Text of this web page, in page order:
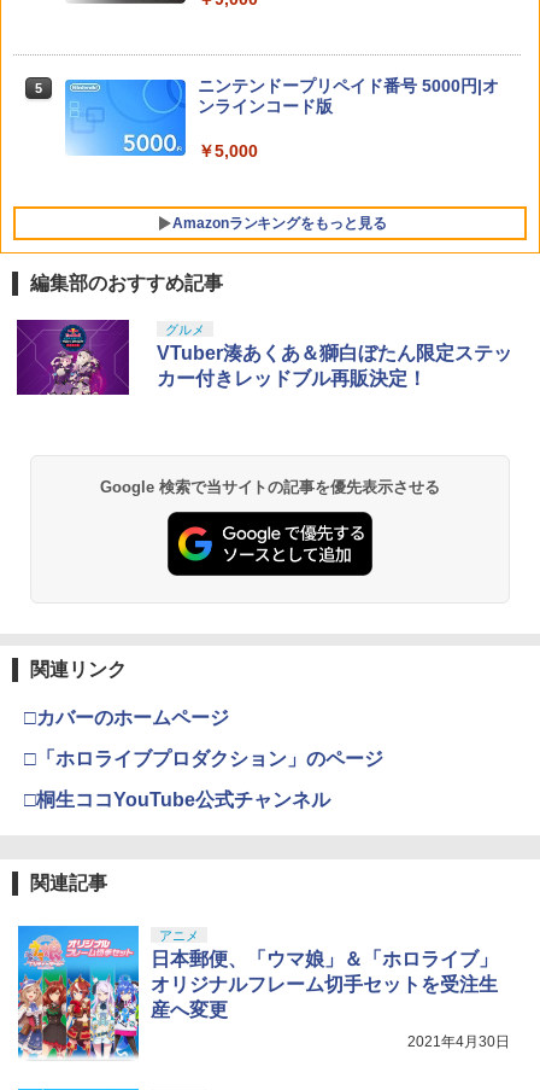
￥9,073
5
【特典】ドラゴンクエストモンスターズ
4 枯れ木の国のビアンカ・フローラ P
トダッシュセット)
ーラー HAC-A-FSSKA【千葉】保証期間
1週間【ランクC】
￥3,300
窩座再来(完全生産限定版)【Blu-ray】 [
吾峠呼世晴 ]
5
ニンテンドープリペイド番号 5000円|オ
ンラインコード版
￥5,000
Amazonランキングをもっと見る
1
PlayStation 5 デジタル・エディション
日本語専用 Console Language: Japan
ese only (CFI-2200B01)
プロダクトコード 封入
3
5
【純正品】DualSense ワイヤレスコン
トローラー(CFI-ZCT2J)
1
【純正品】Xbox ワイヤレス コントロー
ラー + USB-C® ケーブル
【純正品】Xbox ワイヤレス コントロー
￥7,681
4
【純正品】Xbox 充電式バッテリー + US
B-C ケーブル
5
【国内正規品】Thrustmaster スラスト
マスター TH8S シフター - PC、PS4、P
S5、PS5 Pro、Xbox One、Xbox Serie
s X|S 対応の高精度 H パターン シフター
1
劇場版「鬼滅の刃」無限城編 第一章 猗
窩座再来 通常版 [Blu-ray]
劇場版「鬼滅の刃」無限城編 第一章 猗
窩座再来 通常版 [DVD]
￥3,523
3
ナル三方背収納ケース付きコレクション)
(オリジナル特典:オリジナル巾着＋メー
カー特典:【坤と離】二振りの剣、十翼よ
り来たる！スタジオ描き下ろしイラスト
ボード付) [Blu-ray]
4
窩座再来 完全生産限定版 [Blu-ray]
￥8,698
編集部のおすすめ記事
グルメ
VTuber湊あくあ＆獅白ぼたん限定ステッ
カー付きレッドブル再販決定！
Google 検索で当サイトの記事を優先表示させる
関連リンク
□カバーのホームページ
□「ホロライブプロダクション」のページ
□桐生ココYouTube公式チャンネル
関連記事
アニメ
日本郵便、「ウマ娘」＆「ホロライブ」
オリジナルフレーム切手セットを受注生
産へ変更
2021年4月30日